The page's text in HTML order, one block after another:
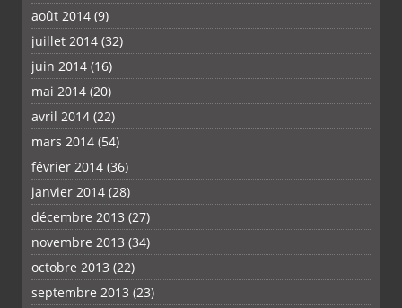
août 2014 (9)
juillet 2014 (32)
juin 2014 (16)
mai 2014 (20)
avril 2014 (22)
mars 2014 (54)
février 2014 (36)
janvier 2014 (28)
décembre 2013 (27)
novembre 2013 (34)
octobre 2013 (22)
septembre 2013 (23)